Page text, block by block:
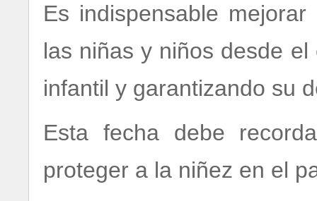
Es indispensable
las niñas y niños desde
infantil y garantizando su
Esta fecha debe
proteger a la niñez en el